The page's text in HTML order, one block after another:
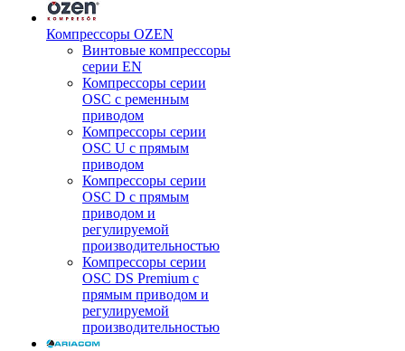
Компрессоры OZEN
Винтовые компрессоры
серии EN
Компрессоры серии
OSC с ременным
приводом
Компрессоры серии
OSC U с прямым
приводом
Компрессоры серии
OSC D с прямым
приводом и
регулируемой
производительностью
Компрессоры серии
OSC DS Premium с
прямым приводом и
регулируемой
производительностью